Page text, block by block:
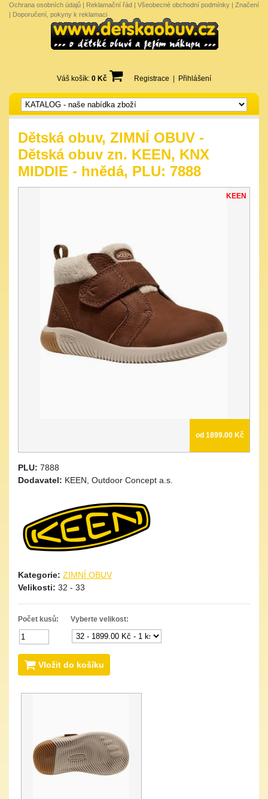
Ochrana osobních údajů | Reklamační řád | Všeobecné obchodní podmínky | Značení
| Doporučení, pokyny k reklamaci
Váš košík: 0 Kč Registrace Přihlášení
Dětská obuv, ZIMNÍ OBUV -
Dětská obuv zn. KEEN, KNX
MIDDIE - hnědá, PLU: 7888
KEEN
od 1899.00 Kč
PLU: 7888
Dodavatel: KEEN, Outdoor Concept a.s.
Kategorie: ZIMNÍ OBUV
Velikosti: 32 - 33
Počet kusů: Vyberte velikost:
Vložit do košíku